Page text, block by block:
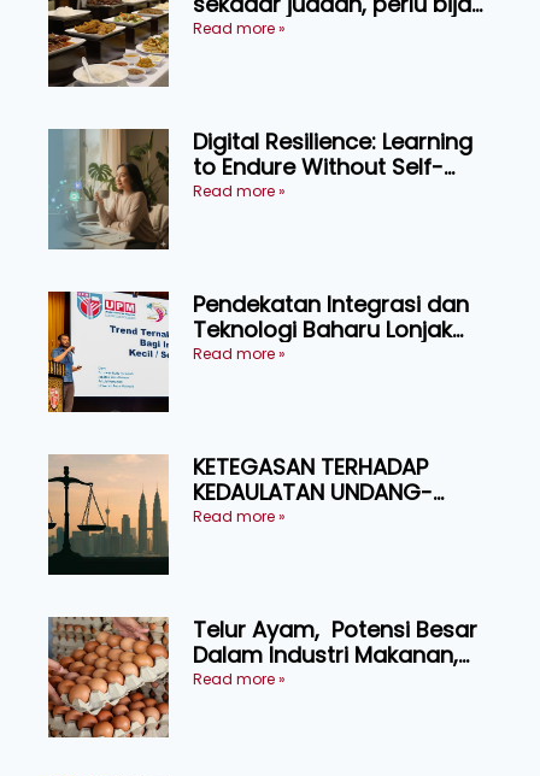
memilih dan selamat
Read more »
Digital Resilience: Learning
to Endure Without Self-
Pressure
Read more »
Pendekatan Integrasi dan
Teknologi Baharu Lonjak
Produktiviti Ternakan
Read more »
KETEGASAN TERHADAP
KEDAULATAN UNDANG-
UNDANG ASAS KEPADA
Read more »
Telur Ayam, Potensi Besar
Dalam Industri Makanan,
Kosmetik dan Penyelidikan
Read more »